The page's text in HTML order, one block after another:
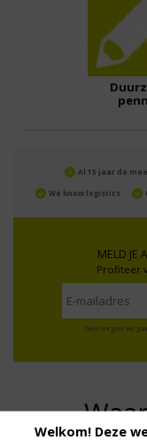
Al 15 jaar de
We know logistics
MELD JE
Profiteer
Geen zorgen: we
Welkom! Deze